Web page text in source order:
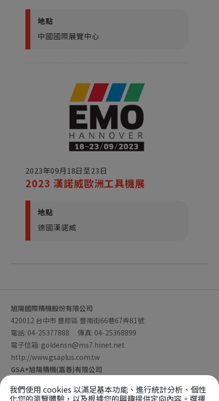
地點
中國國際展覽中心
2023年09月18日至23日
2023 漢諾威歐洲工具機展
地點
德國漢諾威
旭陽國際精機股份有限公司
420012 台中市 豐原區 豐南街66巷67弄81號
電話: 04-25377888 傳真: 04-25368899
電子信箱: goldensn@ms7.hinet.net
http://www.gsaplus.com.tw
GSA+旭陽精機(嘉善)有限公司
電話:+86-0573-8477-1999傳真:+86-0573-8477-9888
我們使用 cookies 以滿足基本功能、進行統計分析、個性
化您的瀏覽體驗，以及根據您的興趣提供定向內容。選擇